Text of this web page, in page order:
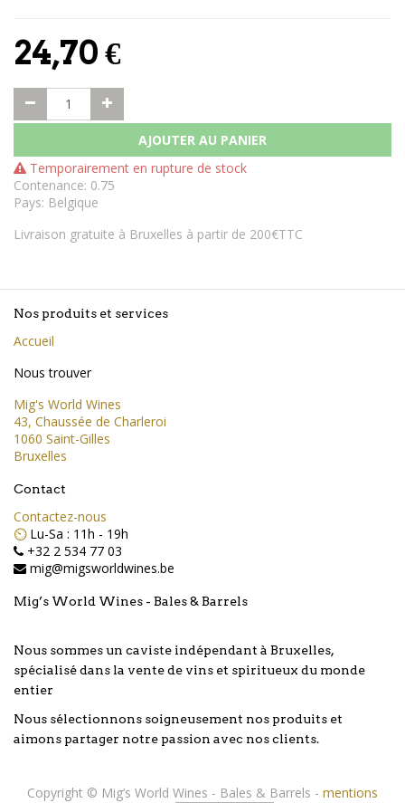
24,70€
AJOUTER AU PANIER
Temporairement en rupture de stock
Contenance: 0.75
Pays: Belgique
Livraison gratuite à Bruxelles à partir de 200€TTC
Nos produits et services
Accueil
Nous trouver
Mig's World Wines
43, Chaussée de Charleroi
1060 Saint-Gilles
Bruxelles
Contact
Contactez-nous
⏲️ Lu-Sa : 11h - 19h
+32 2 534 77 03
mig@migsworldwines.be
Mig’s World Wines - Bales & Barrels
Nous sommes un caviste indépendant à Bruxelles,
spécialisé dans la vente de vins et spiritueux du monde
entier
Nous sélectionnons soigneusement nos produits et
aimons partager notre passion avec nos clients.
Copyright © Mig’s World Wines - Bales & Barrels - mentions